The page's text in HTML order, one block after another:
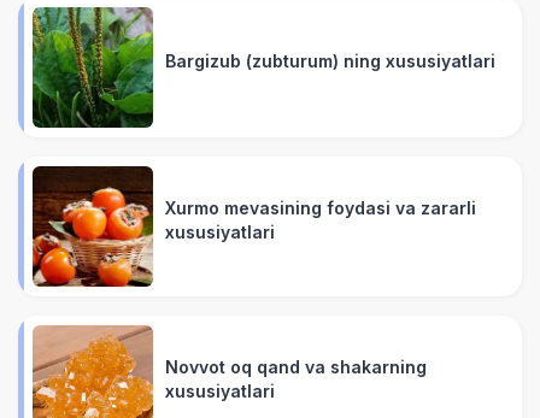
Bargizub (zubturum) ning xususiyatlari
Xurmo mevasining foydasi va zararli
xususiyatlari
Novvot oq qand va shakarning
xususiyatlari